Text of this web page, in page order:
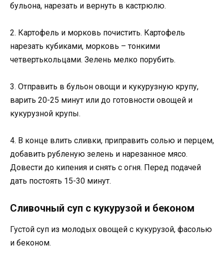
бульона, нарезать и вернуть в кастрюлю.
2. Картофель и морковь почистить. Картофель
нарезать кубиками, морковь – тонкими
четвертькольцами. Зелень мелко порубить.
3. Отправить в бульон овощи и кукурузную крупу,
варить 20-25 минут или до готовности овощей и
кукурузной крупы.
4. В конце влить сливки, приправить солью и перцем,
добавить рубленую зелень и нарезанное мясо.
Довести до кипения и снять с огня. Перед подачей
дать постоять 15-30 минут.
Сливочный суп с кукурузой и беконом
Густой суп из молодых овощей с кукурузой, фасолью
и беконом.